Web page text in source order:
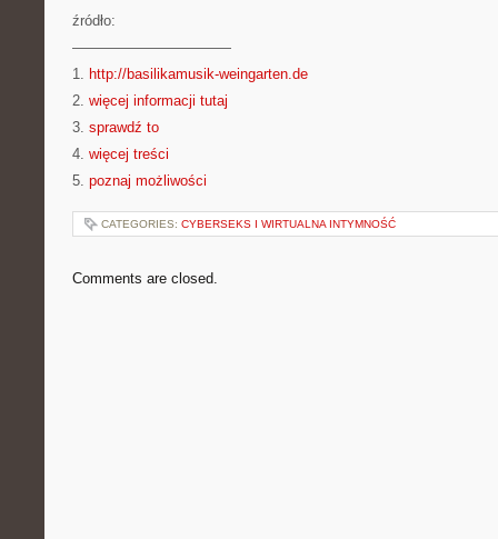
źródło:
———————————
1. http://basilikamusik-weingarten.de
2. więcej informacji tutaj
3. sprawdź to
4. więcej treści
5. poznaj możliwości
CATEGORIES: CYBERSEKS I WIRTUALNA INTYMNOŚĆ
Comments are closed.